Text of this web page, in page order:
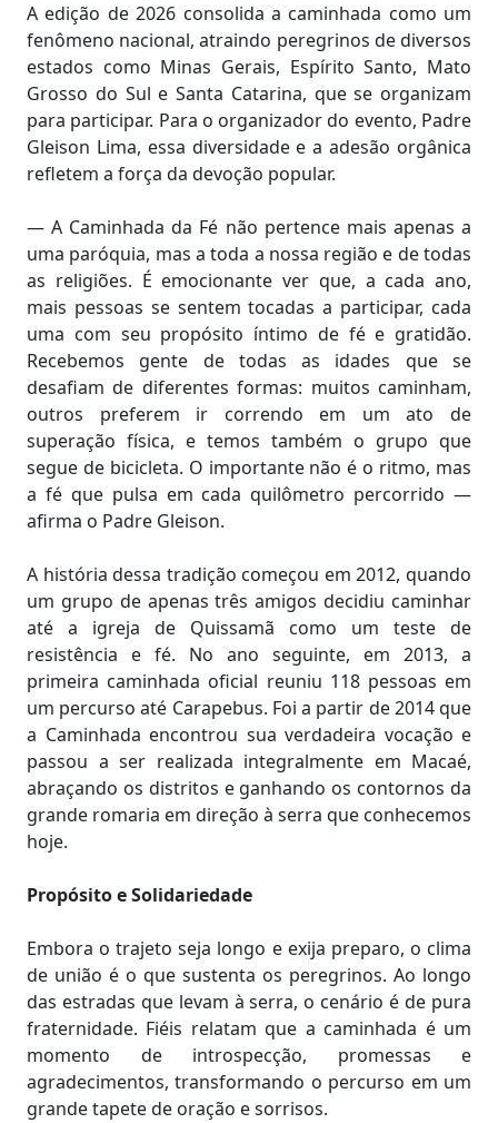
A edição de 2026 consolida a caminhada como um
fenômeno nacional, atraindo peregrinos de diversos
estados como Minas Gerais, Espírito Santo, Mato
Grosso do Sul e Santa Catarina, que se organizam
para participar. Para o organizador do evento, Padre
Gleison Lima, essa diversidade e a adesão orgânica
refletem a força da devoção popular.
— A Caminhada da Fé não pertence mais apenas a
uma paróquia, mas a toda a nossa região e de todas
as religiões. É emocionante ver que, a cada ano,
mais pessoas se sentem tocadas a participar, cada
uma com seu propósito íntimo de fé e gratidão.
Recebemos gente de todas as idades que se
desafiam de diferentes formas: muitos caminham,
outros preferem ir correndo em um ato de
superação física, e temos também o grupo que
segue de bicicleta. O importante não é o ritmo, mas
a fé que pulsa em cada quilômetro percorrido —
afirma o Padre Gleison.
A história dessa tradição começou em 2012, quando
um grupo de apenas três amigos decidiu caminhar
até a igreja de Quissamã como um teste de
resistência e fé. No ano seguinte, em 2013, a
primeira caminhada oficial reuniu 118 pessoas em
um percurso até Carapebus. Foi a partir de 2014 que
a Caminhada encontrou sua verdadeira vocação e
passou a ser realizada integralmente em Macaé,
abraçando os distritos e ganhando os contornos da
grande romaria em direção à serra que conhecemos
hoje.
Propósito e Solidariedade
Embora o trajeto seja longo e exija preparo, o clima
de união é o que sustenta os peregrinos. Ao longo
das estradas que levam à serra, o cenário é de pura
fraternidade. Fiéis relatam que a caminhada é um
momento de introspecção, promessas e
agradecimentos, transformando o percurso em um
grande tapete de oração e sorrisos.